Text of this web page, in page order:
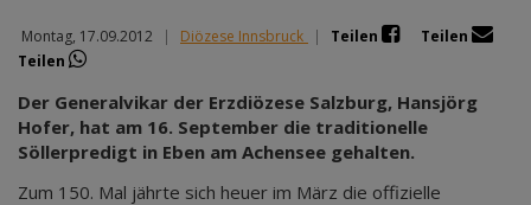
Montag, 17.09.2012 | Diözese Innsbruck | Teilen
Teilen
Teilen
Der Generalvikar der Erzdiözese Salzburg, Hansjörg
Hofer, hat am 16. September die traditionelle
Söllerpredigt in Eben am Achensee gehalten.
Zum 150. Mal jährte sich heuer im März die offizielle